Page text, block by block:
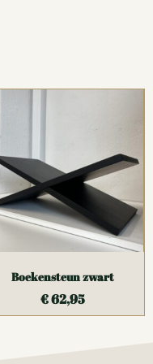
Boekensteun zwart
€62,95